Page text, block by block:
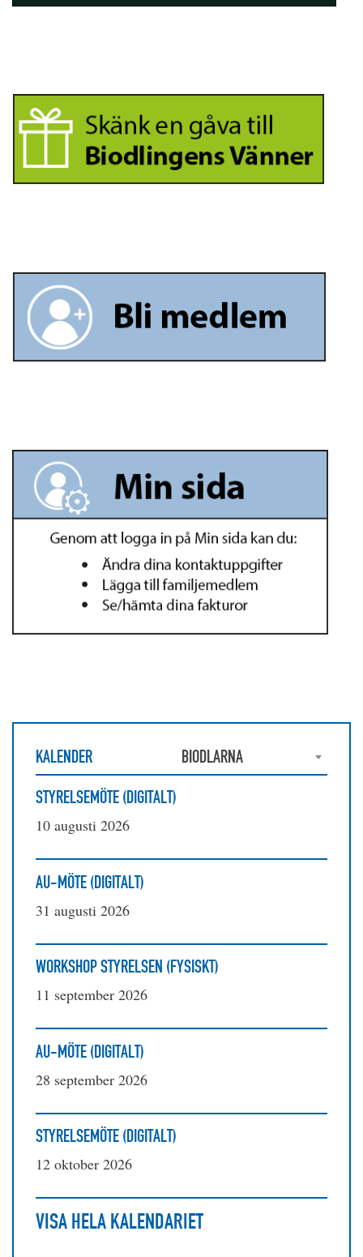
KALENDER
BIODLARNA
STYRELSEMÖTE (DIGITALT)
10 augusti 2026
AU-MÖTE (DIGITALT)
31 augusti 2026
WORKSHOP STYRELSEN (FYSISKT)
11 september 2026
AU-MÖTE (DIGITALT)
28 september 2026
STYRELSEMÖTE (DIGITALT)
12 oktober 2026
VISA HELA KALENDARIET